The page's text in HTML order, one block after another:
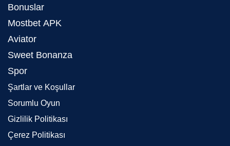
Bonuslar
Mostbet APK
Aviator
Sweet Bonanza
Spor
Şartlar ve Koşullar
Sorumlu Oyun
Gizlilik Politikası
Çerez Politikası